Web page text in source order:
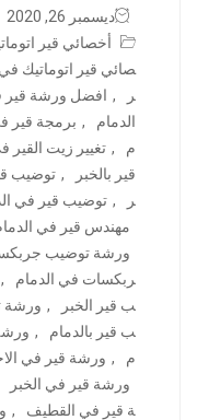
ديسمبر 26, 2020
أخصائي قير
صائي قير اتوماتيك
ر
, افضل ورشة قير
الدمام
, برمجة قير
م
, تغيير زيت القير
قير بالخبر
, توضيب
ر
, توضيب قير في
مهندس قير في
ورشة توضيب
ربكسات في الدمام
,
ب قير الخبر
, ورشة
ب قير بالدمام
,
م
, ورشة قير في
ورشة قير في الخبر
ة قير في القطيف
,